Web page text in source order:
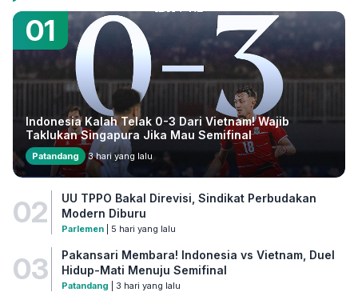
01
Indonesia Kalah Telak 0-3 Dari Vietnam! Wajib
Taklukan Singapura Jika Mau Semifinal
Patandang 3 hari yang lalu
02
UU TPPO Bakal Direvisi, Sindikat Perbudakan
Modern Diburu
Parlemen| 5 hari yang lalu
03
Pakansari Membara! Indonesia vs Vietnam, Duel
Hidup-Mati Menuju Semifinal
Patandang | 3 hari yang lalu